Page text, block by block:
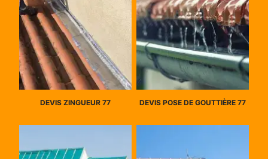
DEVIS ZINGUEUR 77 DEVIS POSE DE GOUTTIÈRE 77